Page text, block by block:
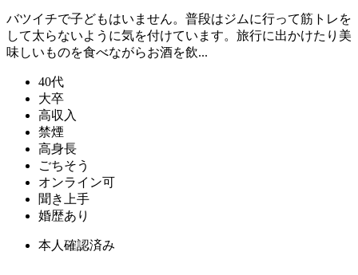
バツイチで子どもはいません。普段はジムに行って筋トレを
して太らないように気を付けています。旅行に出かけたり美
味しいものを食べながらお酒を飲...
40代
大卒
高収入
禁煙
高身長
ごちそう
オンライン可
聞き上手
婚歴あり
本人確認済み